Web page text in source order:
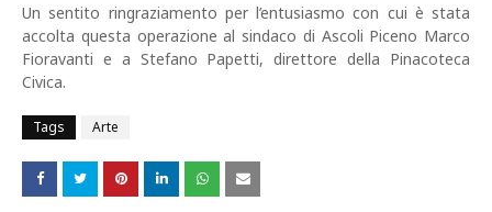
Un sentito ringraziamento per l’entusiasmo con cui è stata
accolta questa operazione al sindaco di Ascoli Piceno Marco
Fioravanti e a Stefano Papetti, direttore della Pinacoteca
Civica.
Tags Arte